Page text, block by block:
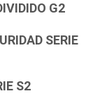
G2
SERIE
S2